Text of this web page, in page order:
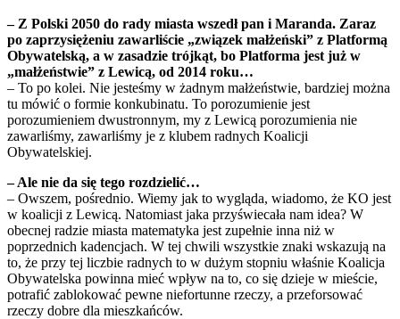
– Z Polski 2050 do rady miasta wszedł pan i Maranda. Zaraz
po zaprzysiężeniu zawarliście „związek małżeński” z Platformą
Obywatelską, a w zasadzie trójkąt, bo Platforma jest już w
„małżeństwie” z Lewicą, od 2014 roku…
– To po kolei. Nie jesteśmy w żadnym małżeństwie, bardziej można
tu mówić o formie konkubinatu. To porozumienie jest
porozumieniem dwustronnym, my z Lewicą porozumienia nie
zawarliśmy, zawarliśmy je z klubem radnych Koalicji
Obywatelskiej.
– Ale nie da się tego rozdzielić…
– Owszem, pośrednio. Wiemy jak to wygląda, wiadomo, że KO jest
w koalicji z Lewicą. Natomiast jaka przyświecała nam idea? W
obecnej radzie miasta matematyka jest zupełnie inna niż w
poprzednich kadencjach. W tej chwili wszystkie znaki wskazują na
to, że przy tej liczbie radnych to w dużym stopniu właśnie Koalicja
Obywatelska powinna mieć wpływ na to, co się dzieje w mieście,
potrafić zablokować pewne niefortunne rzeczy, a przeforsować
rzeczy dobre dla mieszkańców.